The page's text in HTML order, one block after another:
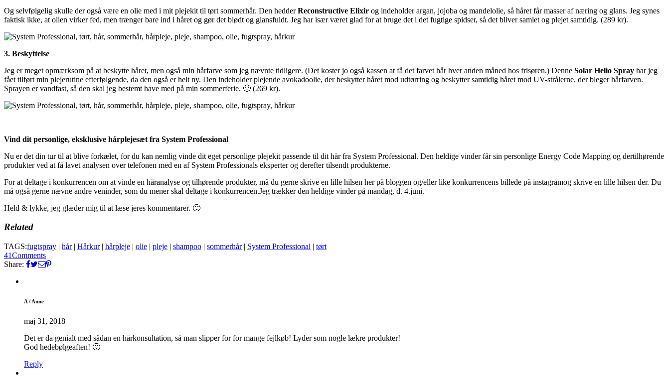
Og selvfølgelig skulle der også være en olie med i mit plejekit til tørt sommerhår. Den hedderReconstructive Elixir og indeholder argan, jojoba og mandelolie, så håret får masser af næring og glans. Jeg synes
faktisk ikke, at olien virker fed, men trænger bare ind i håret og gør det blødt og glansfuldt. Jeg har især været glad for at bruge det i det fugtige spidser, så det bliver samlet og plejet samtidig. (289 kr).
3. Beskyttelse
Jeg er meget opmærksom på at beskytte håret, men også min hårfarve som jeg nævnte tidligere. (Det koster jo også kassen at få det farvet hår hver anden måned hos frisøren.) Denne Solar Helio Spray har jeg
fået tilført min plejerutine efterfølgende, da den også er helt ny. Den indeholder plejende avokadoolie, der beskytter håret mod udtørring og beskytter samtidig håret mod UV-strålerne, der bleger hårfarven.
Sprayen er vandfast, så den skal jeg bestemt have med på min sommerferie. 🙂 (269 kr).
Vind dit personlige, eksklusive hårplejesæt fra System Professional
Nu er det din tur til at blive forkælet, for du kan nemlig vinde dit eget personlige plejekit passende til dit hår fra System Professional. Den heldige vinder får sin personlige Energy Code Mapping og dertilhørende
produkter ved at få lavet analysen over telefonen med en af System Professionals eksperter og derefter tilsendt produkterne.
For at deltage i konkurrencen om at vinde en håranalyse og tilhørende produkter, må du gerne skrive en lille hilsen her på bloggen og/eller like konkurrencens billede på instagramog skrive en lille hilsen der. Du
må også gerne nævne andre veninder, som du mener skal deltage i konkurrencen.Jeg trækker den heldige vinder på mandag, d. 4.juni.
Held & lykke, jeg glæder mig til at læse jeres kommentarer. 🙂
Related
TAGS:fugtspray | hår| Hårkur| hårpleje | olie | pleje | shampoo | sommerhår| System Professional | tørt
41Comments
Share:
A / Anne
maj 31, 2018
Det er da genialt med sådan en hårkonsultation, så man slipper for for mange fejlkøb! Lyder som nogle lækre produkter!
God hedebølgeaften! 🙂
Reply